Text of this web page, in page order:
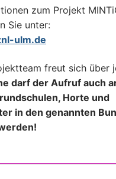
zum Projekt
Sie unter:
ulm.de
freut sich über
darf der Aufruf auch
Horte und
in den genannten